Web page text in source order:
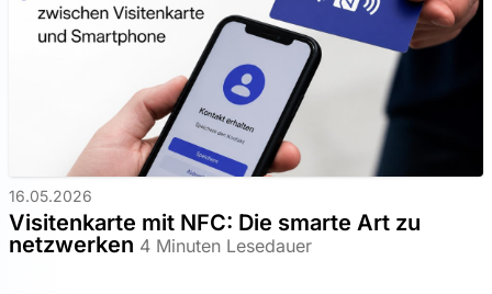
16.05.2026
Visitenkarte mit NFC: Die smarte Art zu
netzwerken 4 Minuten Lesedauer